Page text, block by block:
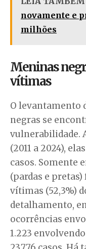
novamente e
milhões
Meninas
vítimas
O levantamento
negras se
vulnerabilidade.
(2011 a 2024),
casos. Somente
(pardas e
vítimas (52,3%)
detalhamento,
ocorrências
1.223